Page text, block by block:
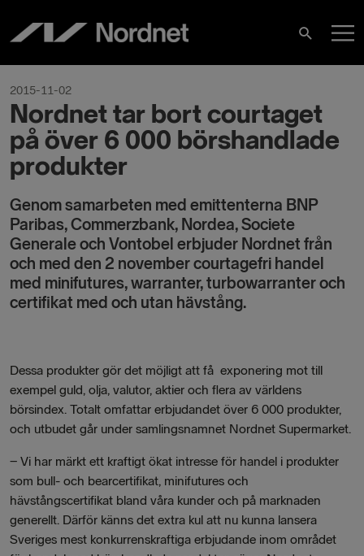
content
Search
2015-11-02
Nordnet tar bort courtaget
på över 6 000 börshandlade
produkter
Genom samarbeten med emittenterna BNP
Paribas, Commerzbank, Nordea, Societe
Generale och Vontobel erbjuder Nordnet från
och med den 2 november courtagefri handel
med minifutures, warranter, turbowarranter och
certifikat med och utan hävstång.
Dessa produkter gör det möjligt att få exponering mot till
exempel guld, olja, valutor, aktier och flera av världens
börsindex. Totalt omfattar erbjudandet över 6 000 produkter,
och utbudet går under samlingsnamnet Nordnet Supermarket.
− Vi har märkt ett kraftigt ökat intresse för handel i produkter
som bull- och bearcertifikat, minifutures och
hävstångscertifikat bland våra kunder och på marknaden
generellt. Därför känns det extra kul att nu kunna lansera
Sveriges mest konkurrenskraftiga erbjudande inom området